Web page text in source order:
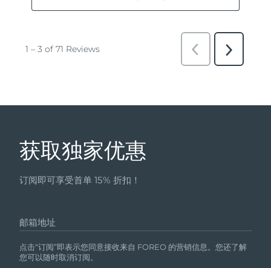
获取独家优惠
订阅即可享受首单 15% 折扣！
邮箱地址
点击“订阅”即表示您同意接收来自 FOREO 的营销信息。您还了解
您可以随时取消订阅。